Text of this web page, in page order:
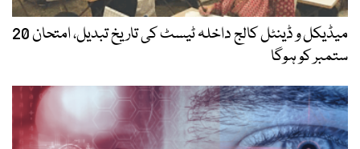
میڈیکل و ڈینٹل کالج داخلہ ٹیسٹ کی تاریخ تبدیل، امتحان 20
ستمبر کو ہوگا